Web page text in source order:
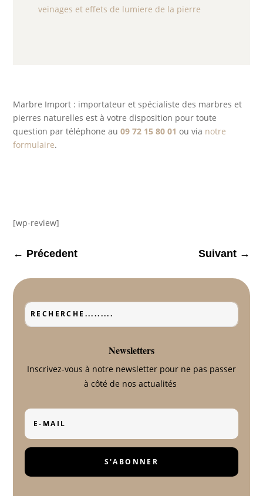
veinages et effets de lumiere de la pierre
Marbre Import : importateur et spécialiste des marbres et
pierres naturelles est à votre disposition pour toute
question par téléphone au09 72 15 80 01 ou via notre
formulaire.
[wp-review]
← Précedent Suivant →
Newsletters
Inscrivez-vous à notre newsletter pour ne pas passer
à côté de nos actualités
S'ABONNER